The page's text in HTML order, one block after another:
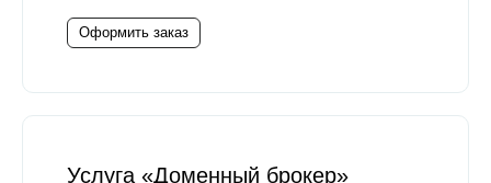
Оформить заказ
Услуга «Доменный брокер»